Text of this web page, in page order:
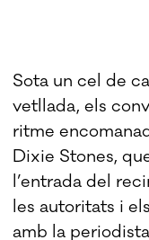
Sota un cel de
vetllada, els
ritme
Dixie Stones,
l’entrada del
les autoritats i
amb la